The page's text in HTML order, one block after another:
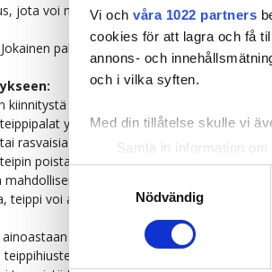
Vi och våra 1022 partners
cookies för att lagra och få
annons- och
och i vilka syften.
Med din tillåtelse skulle vi
Samla in information
Identifiera din enhet
Ta reda på mer om hur
Samtyckesval
Nödvändig
jota voi muotoilla sekä kihartimella että
Jokainen pakkaus sisältää 20 palaa, jokainen
kiinnitystä välttääksesi rasvan vaikutuksen
yhteen pihdeillä kiinnityksen jälkeen
rasvaisia tuotteita lähellä kiinnikettä, sillä
poistaminen on vaikeaa removerin
mahdollisen pidon saamiseksi varmista,
teippi voi alkaa liukua alas tai irrota.
ainoastaan Poze Luxury Hair Care -tuotteita
kanssa.